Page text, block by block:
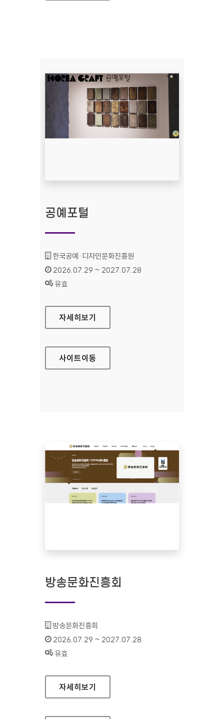
공예포털
기관명 :
한국공예·디자인문화진흥원
인증기간 :
2026.07.29 ~ 2027.07.28
상태 :
유효
공예포털
자세히보기
사이트이동
방송문화진흥회
기관명 :
방송문화진흥회
인증기간 :
2026.07.29 ~ 2027.07.28
상태 :
유효
방송문화진흥회
자세히보기